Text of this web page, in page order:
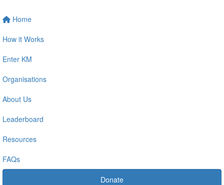
Home
How it Works
Enter KM
Organisations
About Us
Leaderboard
Resources
FAQs
Donate